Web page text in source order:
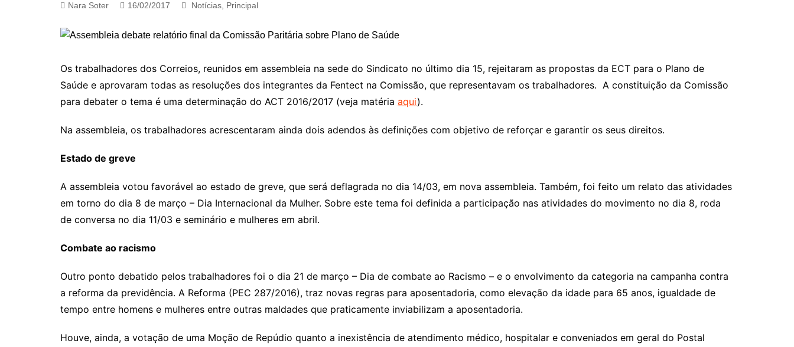
Nara Soter 16/02/2017 Notícias, Principal
Os trabalhadores dos Correios, reunidos em assembleia na sede do Sindicato no último dia 15, rejeitaram as propostas da ECT para o Plano de
Saúde e aprovaram todas as resoluções dos integrantes da Fentect na Comissão, que representavam os trabalhadores. A constituição da Comissão
para debater o tema é uma determinação do ACT 2016/2017 (veja matéria aqui).
Na assembleia, os trabalhadores acrescentaram ainda dois adendos às definições com objetivo de reforçar e garantir os seus direitos.
Estado de greve
A assembleia votou favorável ao estado de greve, que será deflagrada no dia 14/03, em nova assembleia. Também, foi feito um relato das atividades
em torno do dia 8 de março – Dia Internacional da Mulher. Sobre este tema foi definida a participação nas atividades do movimento no dia 8, roda
de conversa no dia 11/03 e seminário e mulheres em abril.
Combate ao racismo
Outro ponto debatido pelos trabalhadores foi o dia 21 de março – Dia de combate ao Racismo – e o envolvimento da categoria na campanha contra
a reforma da previdência. A Reforma (PEC 287/2016), traz novas regras para aposentadoria, como elevação da idade para 65 anos, igualdade de
tempo entre homens e mulheres entre outras maldades que praticamente inviabilizam a aposentadoria.
Houve, ainda, a votação de uma Moção de Repúdio quanto a inexistência de atendimento médico, hospitalar e conveniados em geral do Postal